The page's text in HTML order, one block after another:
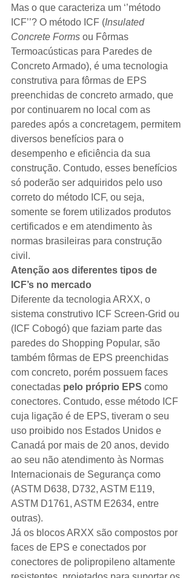
Mas o que caracteriza um ‘’método
ICF’’? O método ICF (Insulated
Concrete Forms ou Fôrmas
Termoacústicas para Paredes de
Concreto Armado), é uma tecnologia
construtiva para fôrmas de EPS
preenchidas de concreto armado, que
por continuarem no local com as
paredes após a concretagem, permitem
diversos benefícios para o
desempenho e eficiência da sua
construção. Contudo, esses benefícios
só poderão ser adquiridos pelo uso
correto do método ICF, ou seja,
somente se forem utilizados produtos
certificados e em atendimento às
normas brasileiras para construção
civil.
Atenção aos diferentes tipos de
ICF’s no mercado
Diferente da tecnologia ARXX, o
sistema construtivo ICF Screen-Grid ou
(ICF Cobogó) que faziam parte das
paredes do Shopping Popular, são
também fôrmas de EPS preenchidas
com concreto, porém possuem faces
conectadas pelo próprio EPS como
conectores. Contudo, esse método ICF
cuja ligação é de EPS, tiveram o seu
uso proibido nos Estados Unidos e
Canadá por mais de 20 anos, devido
ao seu não atendimento às Normas
Internacionais de Segurança como
(ASTM D638, D732, ASTM E119,
ASTM D1761, ASTM E2634, entre
outras).
Já os blocos ARXX são compostos por
faces de EPS e conectados por
conectores de polipropileno altamente